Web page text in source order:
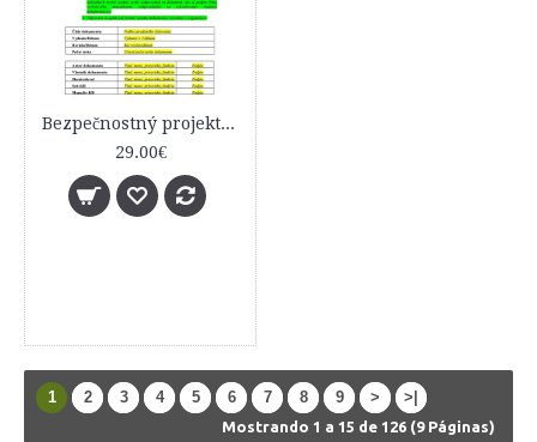
Bezpečnostný projekt informačného systému (základný vzor)
29.00€
1 2 3 4 5 6 7 8 9 > >|
Mostrando 1 a 15 de 126 (9 Páginas)